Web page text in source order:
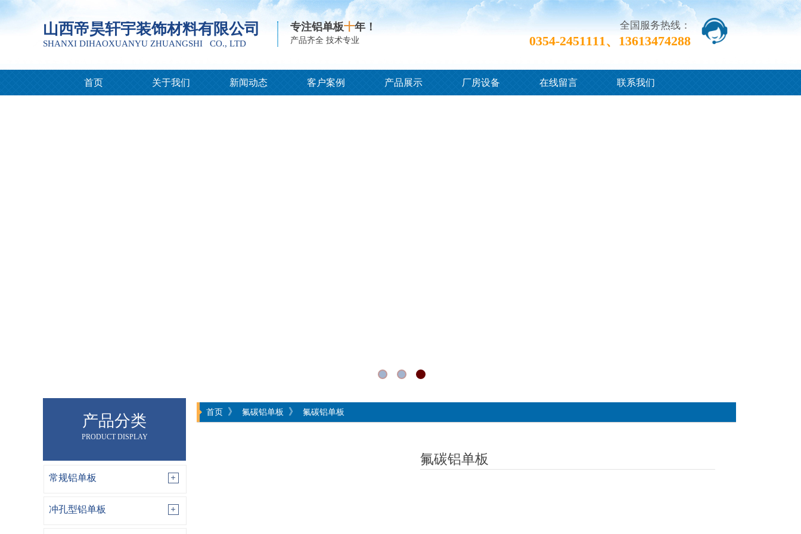
全国服务热线：
0354-2451111、13613474288
专注铝单板十年！
产品齐全 技术专业
山西帝昊轩宇装饰材料有限公司
SHANXI DIHAOXUANYU ZHUANGSHI CO., LTD
首页 关于我们 新闻动态 客户案例 产品展示 厂房设备 在线留言 联系我们
产品分类
PRODUCT DISPLAY
首页 》 氟碳铝单板 》 氟碳铝单板
氟碳铝单板
常规铝单板
冲孔型铝单板